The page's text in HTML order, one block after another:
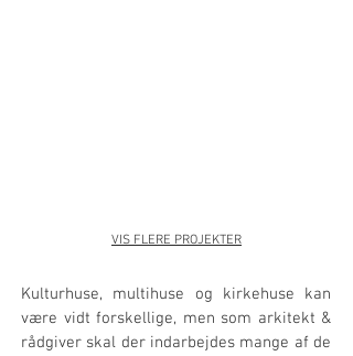
VIS FLERE PROJEKTER
Kulturhuse, multihuse og kirkehuse kan
være vidt forskellige, men som arkitekt &
rådgiver skal der indarbejdes mange af de